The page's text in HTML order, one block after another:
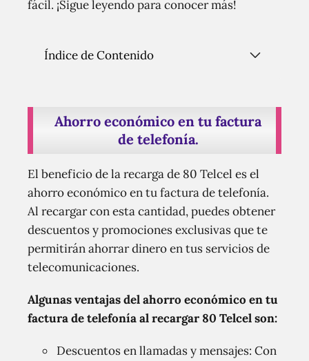
fácil. ¡Sigue leyendo para conocer más!
Índice de Contenido
Ahorro económico en tu factura
de telefonía.
El beneficio de la recarga de 80 Telcel es el
ahorro económico en tu factura de telefonía.
Al recargar con esta cantidad, puedes obtener
descuentos y promociones exclusivas que te
permitirán ahorrar dinero en tus servicios de
telecomunicaciones.
Algunas ventajas del ahorro económico en tu
factura de telefonía al recargar 80 Telcel son:
Descuentos en llamadas y mensajes: Con